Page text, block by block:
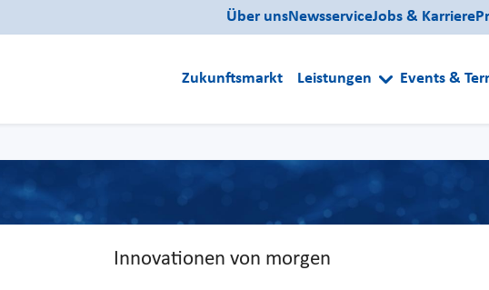
Über unsNewsserviceJobs & Karriere
Zukunftsmarkt Leistungen Events &
Innovationen von morgen